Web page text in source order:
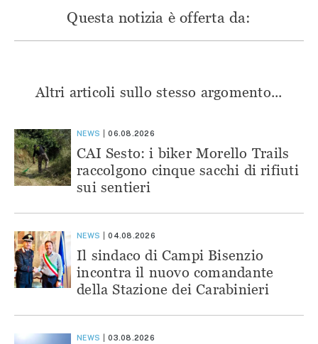
Questa notizia è offerta da:
Altri articoli sullo stesso argomento...
NEWS 06.08.2026
CAI Sesto: i biker Morello Trails
raccolgono cinque sacchi di rifiuti
sui sentieri
NEWS 04.08.2026
Il sindaco di Campi Bisenzio
incontra il nuovo comandante
della Stazione dei Carabinieri
NEWS 03.08.2026